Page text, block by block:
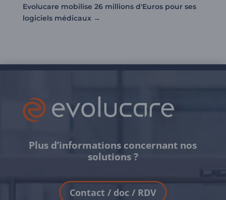
Evolucare mobilise 26 millions d'Euros pour ses
logiciels médicaux→
Plus d’informations concernant nos
solutions ?
Contact / doc / RDV